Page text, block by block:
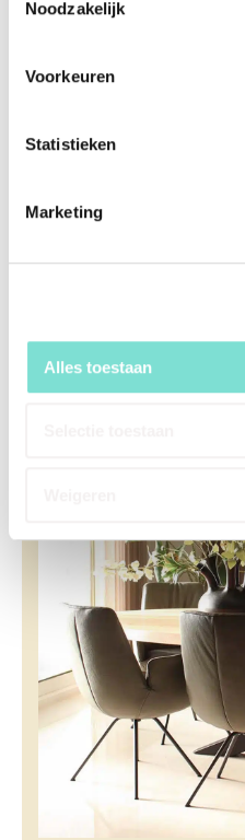
Noodzakelijk
Voorkeuren
Statistieken
Marketing
Alles toestaan
prachtige hoek- en